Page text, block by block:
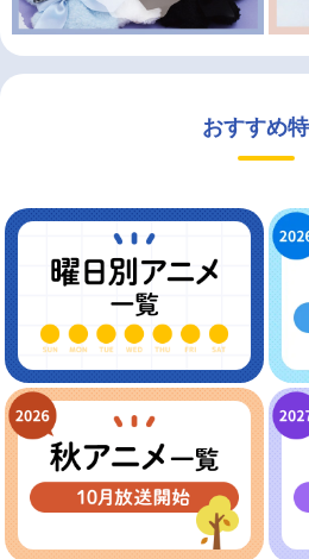
おすすめ